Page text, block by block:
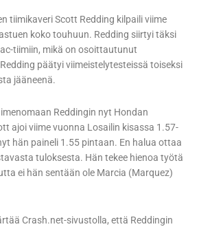
tiimikaveri Scott Redding kilpaili viime
koko touhuun. Redding siirtyi täksi
tiimiin, mikä on osoittautunut
päätyi viimeistelytesteissä toiseksi
jääneenä.
Reddingin nyt Hondan
ajoi viime vuonna Losailin kisassa 1.57-
hän paineli 1.55 pintaan. En halua ottaa
tuloksesta. Hän tekee hienoa työtä
ei hän sentään ole Marcia (Marquez)
Crash.net-sivustolla, että Reddingin